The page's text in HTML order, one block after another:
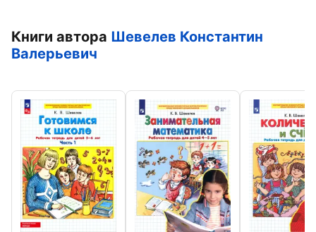
Книги автора Шевелев Константин
Валерьевич